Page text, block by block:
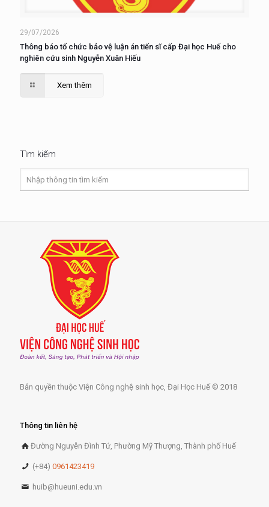
29/07/2026
Thông báo tổ chức bảo vệ luận án tiến sĩ cấp Đại học Huế cho
nghiên cứu sinh Nguyễn Xuân Hiếu
Xem thêm
Tìm kiếm
Bản quyền thuộc Viện Công nghệ sinh học, Đại Học Huế © 2018
Thông tin liên hệ
Đường Nguyễn Đình Tứ, Phường Mỹ Thượng, Thành phố Huế
(+84)0961423419
huib@hueuni.edu.vn